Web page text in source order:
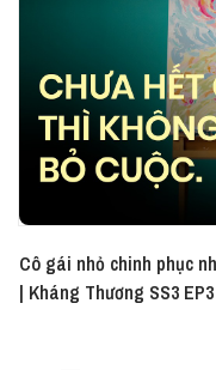
Cô gái nhỏ chinh phục
| Kháng Thương SS3 EP3